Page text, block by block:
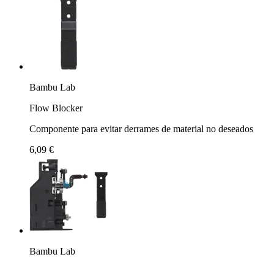
Bambu Lab
Flow Blocker
Componente para evitar derrames de material no deseados
6,09 €
Bambu Lab